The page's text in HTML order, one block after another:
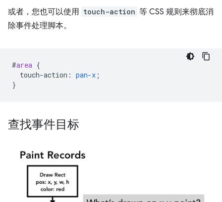
或者，您也可以使用 touch-action 等 CSS 规则来彻底消
除事件处理脚本。
#area {
touch-action : pan-x ;
}
查找事件目标